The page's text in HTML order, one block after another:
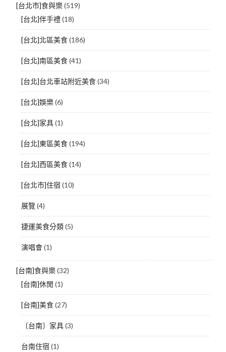
[台北市]食與樂(519)
[台北]伴手禮(18)
[台北]北區美食(186)
[台北]南區美食(41)
[台北]台北車站附近美食(34)
[台北]娛樂(6)
[台北]家具(1)
[台北]東區美食(194)
[台北]西區美食(14)
[台北市]住宿 (10)
展覽(4)
捷運美食分類(5)
演唱會(1)
[台南]食與樂(32)
[台南]休閒 (1)
[台南]美食(27)
〔台南〕家具(3)
台南住宿 (1)